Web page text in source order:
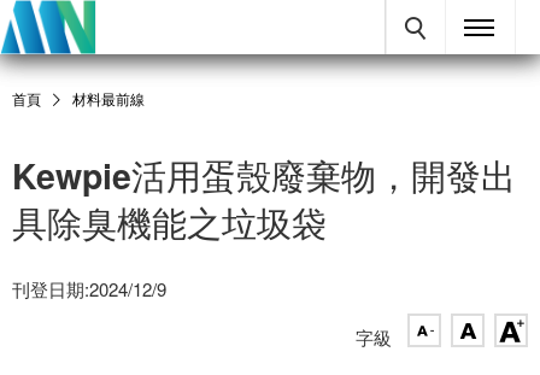
首頁 材料最前線
Kewpie活用蛋殼廢棄物，開發出
具除臭機能之垃圾袋
刊登日期:2024/12/9
字級